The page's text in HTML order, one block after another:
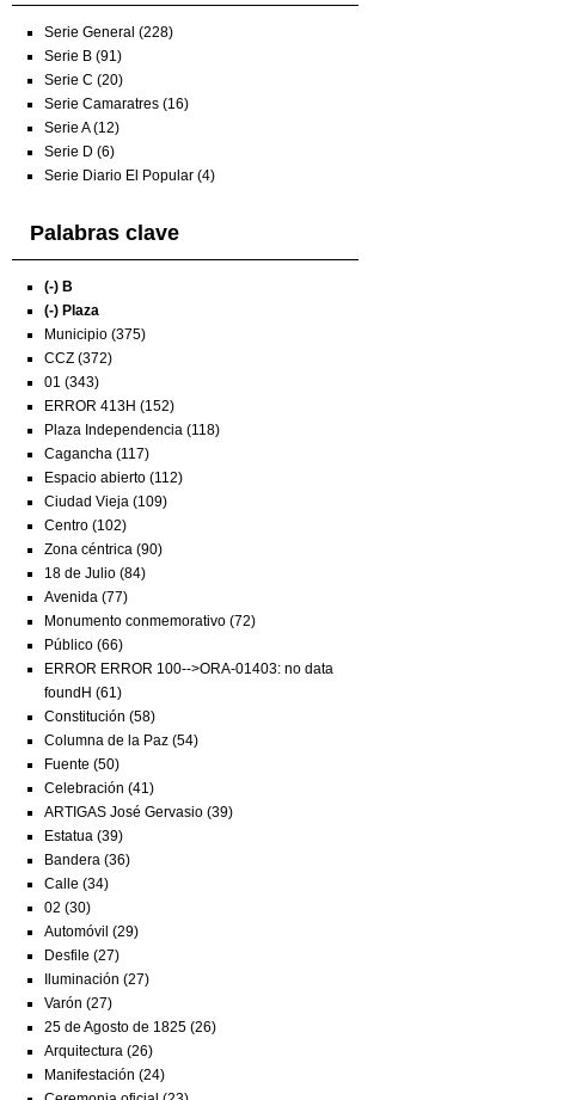
Serie General (228)
Serie B (91)
Serie C (20)
Serie Camaratres (16)
Serie A (12)
Serie D (6)
Serie Diario El Popular (4)
Palabras clave
(-) B
(-) Plaza
Municipio (375)
CCZ (372)
01 (343)
ERROR 413H (152)
Plaza Independencia (118)
Cagancha (117)
Espacio abierto (112)
Ciudad Vieja (109)
Centro (102)
Zona céntrica (90)
18 de Julio (84)
Avenida (77)
Monumento conmemorativo (72)
Público (66)
ERROR ERROR 100-->ORA-01403: no data
foundH (61)
Constitución (58)
Columna de la Paz (54)
Fuente (50)
Celebración (41)
ARTIGAS José Gervasio (39)
Estatua (39)
Bandera (36)
Calle (34)
02 (30)
Automóvil (29)
Desfile (27)
Iluminación (27)
Varón (27)
25 de Agosto de 1825 (26)
Arquitectura (26)
Manifestación (24)